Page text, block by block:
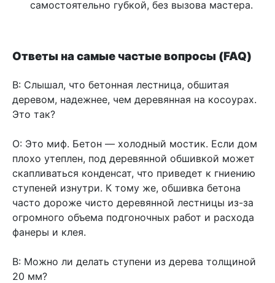
самостоятельно губкой, без вызова мастера.
Ответы на самые частые вопросы (FAQ)
В: Слышал, что бетонная лестница, обшитая
деревом, надежнее, чем деревянная на косоурах.
Это так?
О: Это миф. Бетон — холодный мостик. Если дом
плохо утеплен, под деревянной обшивкой может
скапливаться конденсат, что приведет к гниению
ступеней изнутри. К тому же, обшивка бетона
часто дороже чисто деревянной лестницы из-за
огромного объема подгоночных работ и расхода
фанеры и клея.
В: Можно ли делать ступени из дерева толщиной
20 мм?